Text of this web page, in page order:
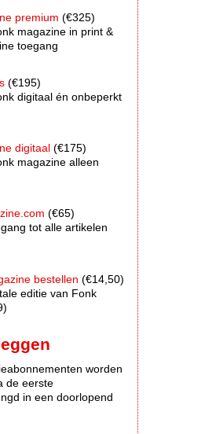
premium (€325)
magazine in print &
toegang
(€195)
digitaal én onbeperkt
digitaal (€175)
magazine alleen
(€65)
tot alle artikelen
bestellen (€14,50)
editie van Fonk
worden
de eerste
in een doorlopend